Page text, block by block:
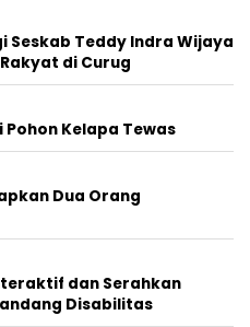
Seskab Teddy Indra Wijaya
di Curug
Kelapa Tewas
Dua Orang
dan Serahkan
Disabilitas